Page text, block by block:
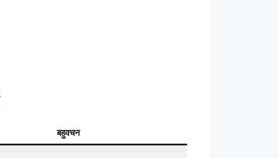
बहुवचन